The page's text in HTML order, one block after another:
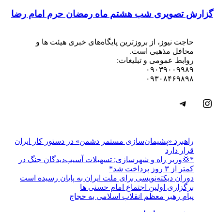
گزارش تصویری شب هشتم ماه رمضان حرم امام رضا
حاجت نیوز، از بروزترین پایگاه‌های خبری هیئت ها و
محافل مذهبی است.
روابط عمومی و تبلیغات:
۰۹۰۳۹۰۰۹۹۸۹
۰۹۳۰۸۴۶۹۸۹۸
اینستاگرم
تلگرام
راهبرد «پشیمان‌سازی مستمر دشمن» در دستور کار ایران
قرار دارد
*💢وزیر راه و شهرسازی: تسهیلات آسیب‌دیدگان جنگ در
کمتر از ۳ روز پرداخت شد*
دوران دیکته‌نویسی برای ملت ایران به پایان رسیده است
برگزاری اولین اجتماع امام حسنی ها
پیام رهبر معظم انقلاب اسلامی به حجاج